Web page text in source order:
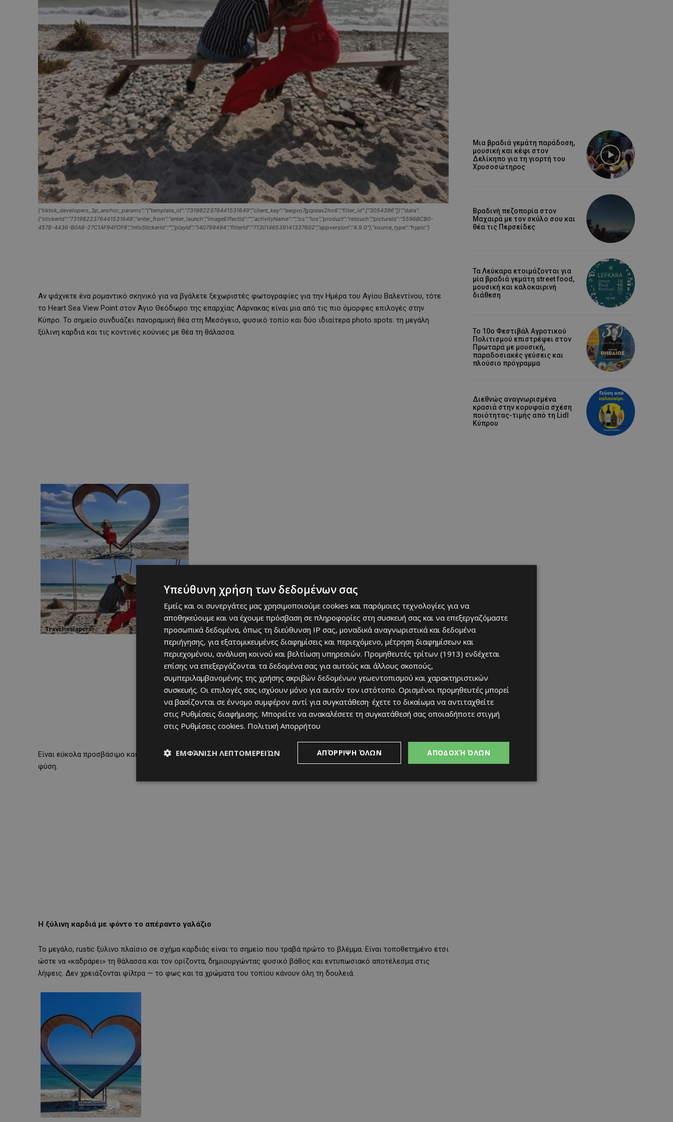
{"tiktok_developers_3p_anchor_params":"{"template_id":"7319822376441531649","client_key":"awgvo7gzpeas2ho6","filter_id":["3054396"]}","data":
{"stickerId":"7319822376441531649","enter_from":"enter_launch","imageEffectId":"","activityName":"","os":"ios","product":"retouch","pictureId":"5596BCB0-
4578-4436-B0A8-27C1AF94FDF8","infoStickerId":"","playId":"140799494","filterId":"7130146539141337602","appversion":"4.9.0"},"source_type":"hypic"}
Αν ψάχνετε ένα ρομαντικό σκηνικό για να βγάλετε ξεχωριστές φωτογραφίες για την Ημέρα του Αγίου Βαλεντίνου, τότε
το Heart Sea View Point στον Άγιο Θεόδωρο της επαρχίας Λάρνακας είναι μια από τις πιο όμορφες επιλογές στην
Κύπρο. Το σημείο συνδυάζει πανοραμική θέα στη Μεσόγειο, φυσικό τοπίο και δύο ιδιαίτερα photo spots: τη μεγάλη
ξύλινη καρδιά και τις κοντινές κούνιες με θέα τη θάλασσα.
Είναι εύκολα προσβάσιμο και ιδανικό για ζευγάρια που θέλουν χαλαρές, γλυκές και αυθόρμητες φωτογραφίες μέσα στη
φύση.
Η ξύλινη καρδιά με φόντο το απέραντο γαλάζιο
Το μεγάλο, rustic ξύλινο πλαίσιο σε σχήμα καρδιάς είναι το σημείο που τραβά πρώτο το βλέμμα. Είναι τοποθετημένο έτσι
ώστε να «καδράρει» τη θάλασσα και τον ορίζοντα, δημιουργώντας φυσικό βάθος και εντυπωσιακό αποτέλεσμα στις
λήψεις. Δεν χρειάζονται φίλτρα — το φως και τα χρώματα του τοπίου κάνουν όλη τη δουλειά.
Μια βραδιά γεμάτη παράδοση,
μουσική και κέφι στον
Δελίκηπο για τη γιορτή του
Χρυσοσώτηρος
Βραδινή πεζοπορία στον
Μαχαιρά με τον σκύλο σου και
θέα τις Περσείδες
Τα Λεύκαρα ετοιμάζονται για
μία βραδιά γεμάτη street food,
μουσική και καλοκαιρινή
διάθεση
Το 10ο Φεστιβάλ Αγροτικού
Πολιτισμού επιστρέφει στον
Πρωταρά με μουσική,
παραδοσιακές γεύσεις και
πλούσιο πρόγραμμα
Διεθνώς αναγνωρισμένα
κρασιά στην κορυφαία σχέση
ποιότητας-τιμής από τη Lidl
Κύπρου
Υπεύθυνη χρήση των δεδομένων σας
Εμείς και οι συνεργάτες μας χρησιμοποιούμε cookies και παρόμοιες τεχνολογίες για να
αποθηκεύουμε και να έχουμε πρόσβαση σε πληροφορίες στη συσκευή σας και να επεξεργαζόμαστε
προσωπικά δεδομένα, όπως τη διεύθυνση IP σας, μοναδικά αναγνωριστικά και δεδομένα
περιήγησης, για εξατομικευμένες διαφημίσεις και περιεχόμενο, μέτρηση διαφημίσεων και
περιεχομένου, ανάλυση κοινού και βελτίωση υπηρεσιών. Προμηθευτές τρίτων (1913) ενδέχεται
επίσης να επεξεργάζονται τα δεδομένα σας για αυτούς και άλλους σκοπούς,
συμπεριλαμβανομένης της χρήσης ακριβών δεδομένων γεωεντοπισμού και χαρακτηριστικών
συσκευής. Οι επιλογές σας ισχύουν μόνο για αυτόν τον ιστότοπο. Ορισμένοι προμηθευτές μπορεί
να βασίζονται σε έννομο συμφέρον αντί για συγκατάθεση· έχετε το δικαίωμα να αντιταχθείτε
στις Ρυθμίσεις διαφήμισης. Μπορείτε να ανακαλέσετε τη συγκατάθεσή σας οποιαδήποτε στιγμή
στις Ρυθμίσεις cookies. Πολιτική Απορρήτου
ΑΠΟΔΟΧΉ ΌΛΩΝ
ΑΠΌΡΡΙΨΗ ΌΛΩΝ
ΕΜΦΆΝΙΣΗ ΛΕΠΤΟΜΕΡΕΙΏΝ